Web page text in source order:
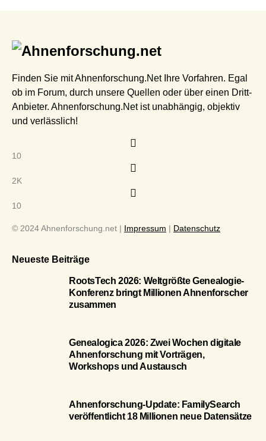
Finden Sie mit Ahnenforschung.Net Ihre Vorfahren. Egal
ob im Forum, durch unsere Quellen oder über einen Dritt-
Anbieter. Ahnenforschung.Net ist unabhängig, objektiv
und verlässlich!
10
2K
10
© 2024 Ahnenforschung.net | Impressum | Datenschutz
Neueste Beiträge
RootsTech 2026: Weltgrößte Genealogie-
Konferenz bringt Millionen Ahnenforscher
zusammen
Genealogica 2026: Zwei Wochen digitale
Ahnenforschung mit Vorträgen,
Workshops und Austausch
Ahnenforschung-Update: FamilySearch
veröffentlicht 18 Millionen neue Datensätze